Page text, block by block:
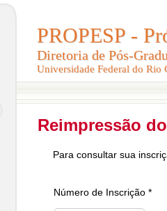
PROPESP -
Diretoria de Pós-
Universidade Federal do Rio
PROPESP -
Diretoria de Pós-
Universidade Federal do Rio
Reimpressão
Para consultar sua
Número de Inscrição *